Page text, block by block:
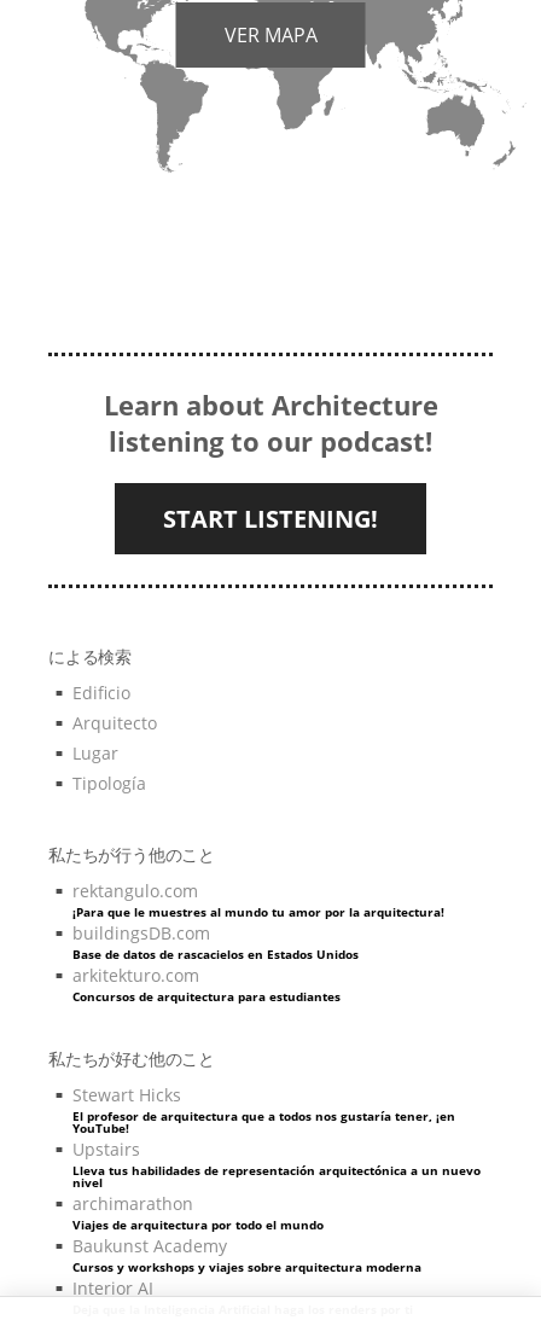
VER MAPA
Learn about Architecture
listening to our podcast!
START LISTENING!
による検索
Edificio
Arquitecto
Lugar
Tipología
私たちが行う他のこと
rektangulo.com
¡Para que le muestres al mundo tu amor por la arquitectura!
buildingsDB.com
Base de datos de rascacielos en Estados Unidos
arkitekturo.com
Concursos de arquitectura para estudiantes
私たちが好む他のこと
Stewart Hicks
El profesor de arquitectura que a todos nos gustaría tener, ¡en
YouTube!
Upstairs
Lleva tus habilidades de representación arquitectónica a un nuevo
nivel
archimarathon
Viajes de arquitectura por todo el mundo
Baukunst Academy
Cursos y workshops y viajes sobre arquitectura moderna
Interior AI